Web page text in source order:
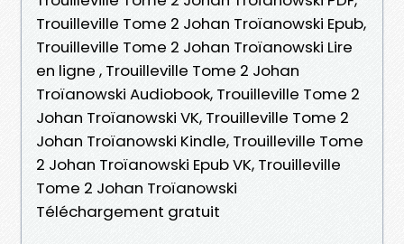
Trouilleville Tome 2 Johan Troïanowski Epub,
Trouilleville Tome 2 Johan Troïanowski Lire
en ligne , Trouilleville Tome 2 Johan
Troïanowski Audiobook, Trouilleville Tome 2
Johan Troïanowski VK, Trouilleville Tome 2
Johan Troïanowski Kindle, Trouilleville Tome
2 Johan Troïanowski Epub VK, Trouilleville
Tome 2 Johan Troïanowski
Téléchargement gratuit